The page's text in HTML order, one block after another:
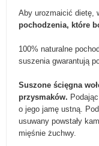
Aby urozmaicić dietę,
pochodzenia, które
100% naturalne
suszenia gwarantują
Suszone ścięgna
przysmaków.
o jego jamę ustną.
usuwany powstały
mięśnie żuchwy.